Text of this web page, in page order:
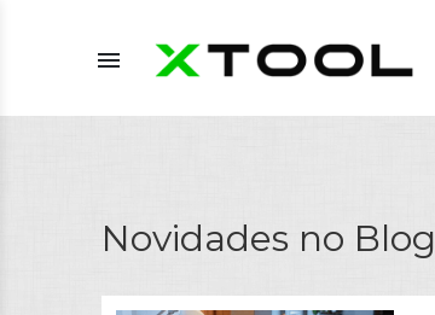
menu
Novidades no Blog